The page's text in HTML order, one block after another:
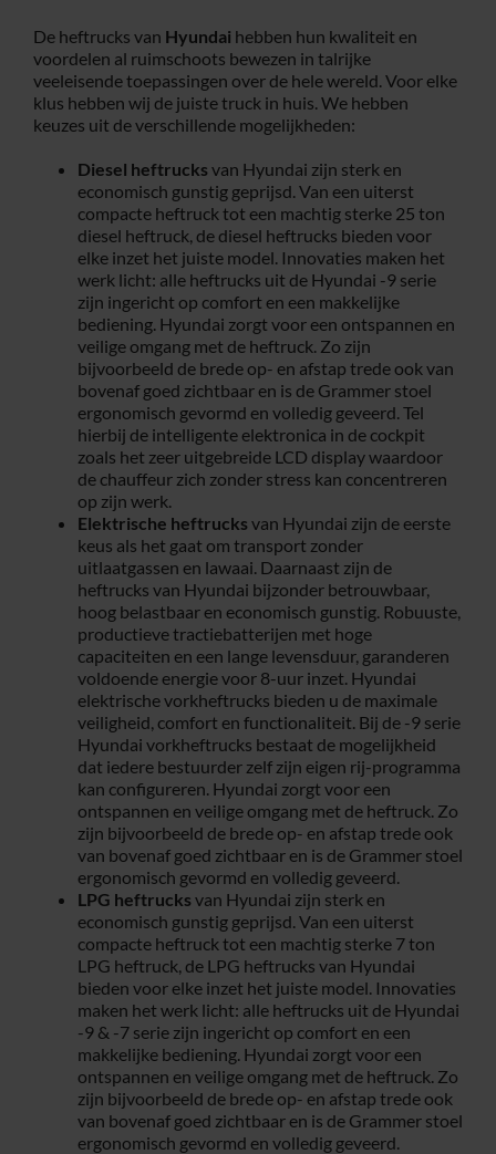
De heftrucks van Hyundai hebben hun kwaliteit en
voordelen al ruimschoots bewezen in talrijke
veeleisende toepassingen over de hele wereld. Voor elke
klus hebben wij de juiste truck in huis. We hebben
keuzes uit de verschillende mogelijkheden:
Diesel heftrucks van Hyundai zijn sterk en
economisch gunstig geprijsd. Van een uiterst
compacte heftruck tot een machtig sterke 25 ton
diesel heftruck, de diesel heftrucks bieden voor
elke inzet het juiste model. Innovaties maken het
werk licht: alle heftrucks uit de Hyundai -9 serie
zijn ingericht op comfort en een makkelijke
bediening. Hyundai zorgt voor een ontspannen en
veilige omgang met de heftruck. Zo zijn
bijvoorbeeld de brede op- en afstap trede ook van
bovenaf goed zichtbaar en is de Grammer stoel
ergonomisch gevormd en volledig geveerd. Tel
hierbij de intelligente elektronica in de cockpit
zoals het zeer uitgebreide LCD display waardoor
de chauffeur zich zonder stress kan concentreren
op zijn werk.
Elektrische heftrucks van Hyundai zijn de eerste
keus als het gaat om transport zonder
uitlaatgassen en lawaai. Daarnaast zijn de
heftrucks van Hyundai bijzonder betrouwbaar,
hoog belastbaar en economisch gunstig. Robuuste,
productieve tractiebatterijen met hoge
capaciteiten en een lange levensduur, garanderen
voldoende energie voor 8-uur inzet. Hyundai
elektrische vorkheftrucks bieden u de maximale
veiligheid, comfort en functionaliteit. Bij de -9 serie
Hyundai vorkheftrucks bestaat de mogelijkheid
dat iedere bestuurder zelf zijn eigen rij-programma
kan configureren. Hyundai zorgt voor een
ontspannen en veilige omgang met de heftruck. Zo
zijn bijvoorbeeld de brede op- en afstap trede ook
van bovenaf goed zichtbaar en is de Grammer stoel
ergonomisch gevormd en volledig geveerd.
LPG heftrucks van Hyundai zijn sterk en
economisch gunstig geprijsd. Van een uiterst
compacte heftruck tot een machtig sterke 7 ton
LPG heftruck, de LPG heftrucks van Hyundai
bieden voor elke inzet het juiste model. Innovaties
maken het werk licht: alle heftrucks uit de Hyundai
-9 & -7 serie zijn ingericht op comfort en een
makkelijke bediening. Hyundai zorgt voor een
ontspannen en veilige omgang met de heftruck. Zo
zijn bijvoorbeeld de brede op- en afstap trede ook
van bovenaf goed zichtbaar en is de Grammer stoel
ergonomisch gevormd en volledig geveerd.